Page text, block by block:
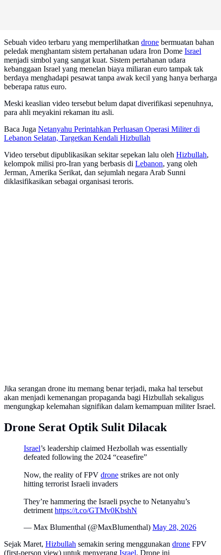
Sebuah video terbaru yang memperlihatkan drone bermuatan bahan
peledak menghantam sistem pertahanan udara Iron Dome Israel
menjadi simbol yang sangat kuat. Sistem pertahanan udara
kebanggaan Israel yang menelan biaya miliaran euro tampak tak
berdaya menghadapi pesawat tanpa awak kecil yang hanya berharga
beberapa ratus euro.
Meski keaslian video tersebut belum dapat diverifikasi sepenuhnya,
para ahli meyakini rekaman itu asli.
Baca Juga Netanyahu Perintahkan Perluasan Operasi Militer di
Lebanon Selatan, Targetkan Kendali Hizbullah
Video tersebut dipublikasikan sekitar sepekan lalu oleh Hizbullah,
kelompok milisi pro-Iran yang berbasis di Lebanon, yang oleh
Jerman, Amerika Serikat, dan sejumlah negara Arab Sunni
diklasifikasikan sebagai organisasi teroris.
Jika serangan drone itu memang benar terjadi, maka hal tersebut
akan menjadi kemenangan propaganda bagi Hizbullah sekaligus
mengungkap kelemahan signifikan dalam kemampuan militer Israel.
Drone Serat Optik Sulit Dilacak
Israel’s leadership claimed Hezbollah was essentially
defeated following the 2024 “ceasefire”
Now, the reality of FPV drone strikes are not only
hitting terrorist Israeli invaders
They’re hammering the Israeli psyche to Netanyahu’s
detriment https://t.co/GTMv0KbshN
— Max Blumenthal (@MaxBlumenthal) May 28, 2026
Sejak Maret, Hizbullah semakin sering menggunakan drone FPV
(first-person view) untuk menyerang Israel. Drone ini